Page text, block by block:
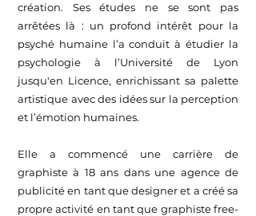
création. Ses études ne se sont pas
arrêtées là : un profond intérêt pour la
psyché humaine l’a conduit à étudier la
psychologie à l’Université de Lyon
jusqu'en Licence, enrichissant sa palette
artistique avec des idées sur la perception
et l’émotion humaines.
Elle a commencé une carrière de
graphiste à 18 ans dans une agence de
publicité en tant que designer et a créé sa
propre activité en tant que graphiste free-